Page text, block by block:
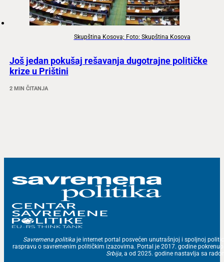
Skupština Kosova; Foto: Skupština Kosova
Još jedan pokušaj rešavanja dugotrajne političke
krize u Prištini
2 MIN ČITANJA
Savremena politika je internet portal posvećen unutrašnjoj i spoljnoj
raspravu o savremenim političkim izazovima. Portal je 2017. godine
Srbija , a od 2025. godine nastavlja sa